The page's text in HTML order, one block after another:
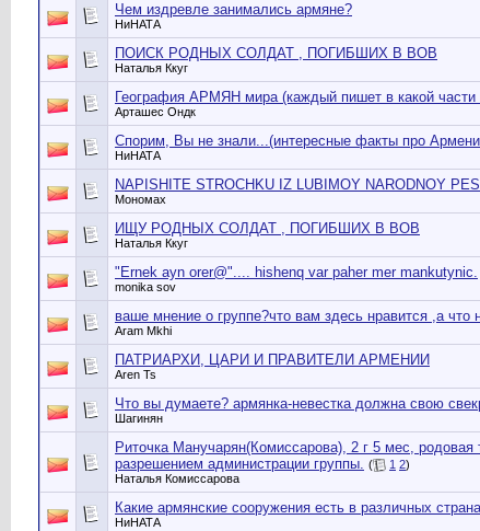
Чем издревле занимались армяне?
НиНАТА
ПОИСК РОДНЫХ СОЛДАТ , ПОГИБШИХ В ВОВ
Наталья Ккуг
География АРМЯН мира (каждый пишет в какой части
Арташес Ондк
Спорим, Вы не знали...(интересные факты про
НиНАТА
NAPISHITE STROCHKU IZ LUBIMOY NARODNOY
Мономах
ИЩУ РОДНЫХ СОЛДАТ , ПОГИБШИХ В ВОВ
Наталья Ккуг
"Ernek ayn orer@".... hishenq var paher mer mankutynic.
monika sov
ваше мнение о группе?что вам здесь нравится ,а что
Aram Mkhi
ПАТРИАРХИ, ЦАРИ И ПРАВИТЕЛИ АРМЕНИИ
Aren Ts
Что вы думаете? армянка-невестка должна свою
Шагинян
Риточка Манучарян(Комиссарова), 2 г 5 мес, родовая
разрешением администрации группы. ( 1 2)
Наталья Комиссарова
Какие армянские сооружения есть в различных
НиНАТА